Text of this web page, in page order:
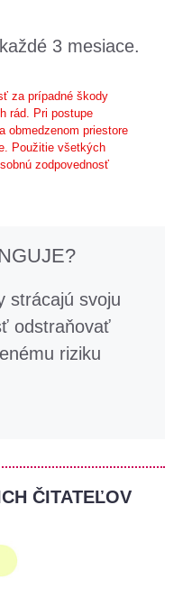
3 mesiace.
za prípadné škody
rád. Pri postupe
obmedzenom priestore
Použitie všetkých
zodpovednosť
strácajú svoju
odstraňovať
riziku
ČITATEĽOV